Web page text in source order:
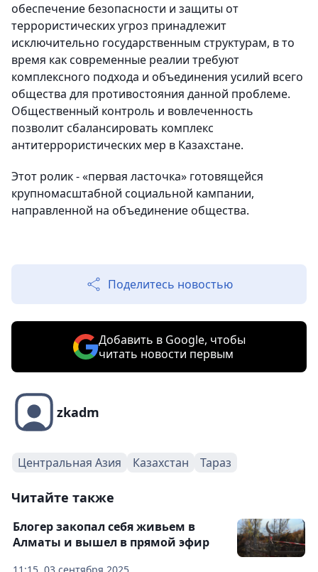
обеспечение безопасности и защиты от
террористических угроз принадлежит
исключительно государственным структурам, в то
время как современные реалии требуют
комплексного подхода и объединения усилий всего
общества для противостояния данной проблеме.
Общественный контроль и вовлеченность
позволит сбалансировать комплекс
антитеррористических мер в Казахстане.
Этот ролик - «первая ласточка» готовящейся
крупномасштабной социальной кампании,
направленной на объединение общества.
Поделитесь новостью
Добавить в Google, чтобы
читать новости первым
zkadm
Центральная Азия Казахстан Тараз
Читайте также
Блогер закопал себя живьем в
Алматы и вышел в прямой эфир